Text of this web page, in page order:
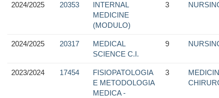
2024/2025 20353
INTERNAL
MEDICINE
(MODULO)
3
2024/2025 20317
MEDICAL
SCIENCE C.I.
9
2023/2024 17454
FISIOPATOLOGIA
E METODOLOGIA
MEDICA -
3